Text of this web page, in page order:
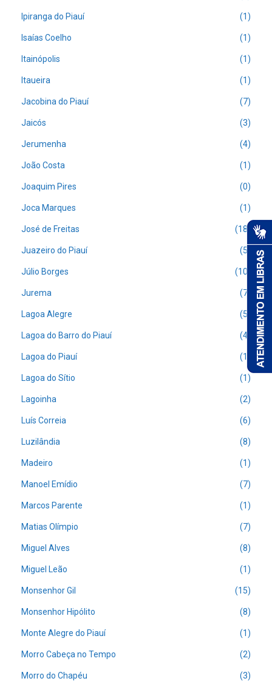
Ipiranga do Piauí (1)
Isaías Coelho (1)
Itainópolis (1)
Itaueira (1)
Jacobina do Piauí (7)
Jaicós (3)
Jerumenha (4)
João Costa (1)
Joaquim Pires (0)
Joca Marques (1)
José de Freitas (18)
Juazeiro do Piauí (5)
Júlio Borges (10)
Jurema (7)
Lagoa Alegre (5)
Lagoa do Barro do Piauí (4)
Lagoa do Piauí (1)
Lagoa do Sítio (1)
Lagoinha (2)
Luís Correia (6)
Luzilândia (8)
Madeiro (1)
Manoel Emídio (7)
Marcos Parente (1)
Matias Olímpio (7)
Miguel Alves (8)
Miguel Leão (1)
Monsenhor Gil (15)
Monsenhor Hipólito (8)
Monte Alegre do Piauí (1)
Morro Cabeça no Tempo (2)
Morro do Chapéu (3)